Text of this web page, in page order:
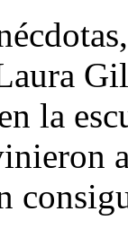
la